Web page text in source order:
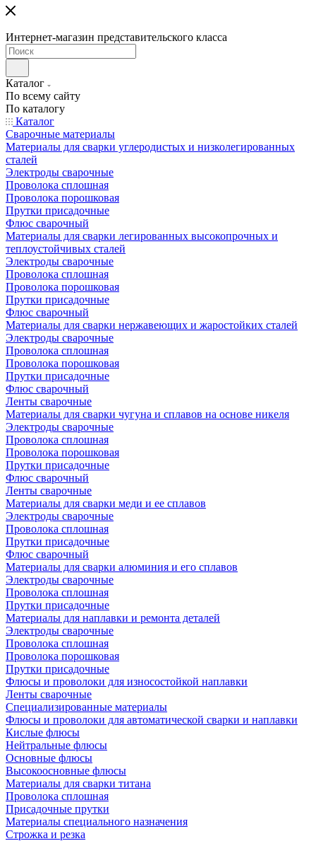
Интернет-магазин представительского класса
Каталог
По всему сайту
По каталогу
Каталог
Сварочные материалы
Материалы для сварки углеродистых и низколегированных
сталей
Электроды сварочные
Проволока сплошная
Проволока порошковая
Прутки присадочные
Флюс сварочный
Материалы для сварки легированных высокопрочных и
теплоустойчивых сталей
Электроды сварочные
Проволока сплошная
Проволока порошковая
Прутки присадочные
Флюс сварочный
Материалы для сварки нержавеющих и жаростойких сталей
Электроды сварочные
Проволока сплошная
Проволока порошковая
Прутки присадочные
Флюс сварочный
Ленты сварочные
Материалы для сварки чугуна и сплавов на основе никеля
Электроды сварочные
Проволока сплошная
Проволока порошковая
Прутки присадочные
Флюс сварочный
Ленты сварочные
Материалы для сварки меди и ее сплавов
Электроды сварочные
Проволока сплошная
Прутки присадочные
Флюс сварочный
Материалы для сварки алюминия и его сплавов
Электроды сварочные
Проволока сплошная
Прутки присадочные
Материалы для наплавки и ремонта деталей
Электроды сварочные
Проволока сплошная
Проволока порошковая
Прутки присадочные
Флюсы и проволоки для износостойкой наплавки
Ленты сварочные
Специализированные материалы
Флюсы и проволоки для автоматической сварки и наплавки
Кислые флюсы
Нейтральные флюсы
Основные флюсы
Высокоосновные флюсы
Материалы для сварки титана
Проволока сплошная
Присадочные прутки
Материалы специального назначения
Строжка и резка